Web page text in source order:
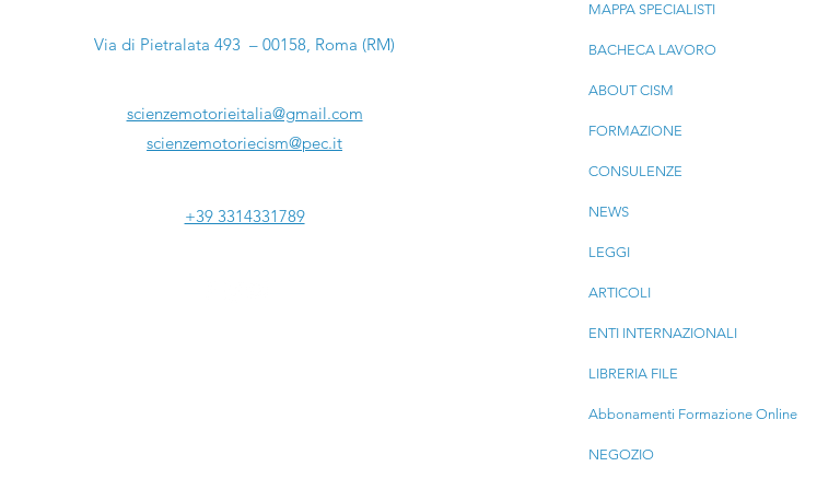
Via di Pietralata 493 – 00158, Roma (RM)
scienzemotorieitalia@gmail.com
scienzemotoriecism@pec.it
+39 3314331789
MAPPA SPECIALISTI
BACHECA LAVORO
ABOUT CISM
FORMAZIONE
CONSULENZE
NEWS
LEGGI
ARTICOLI
ENTI INTERNAZIONALI
LIBRERIA FILE
Abbonamenti Formazione Online
NEGOZIO